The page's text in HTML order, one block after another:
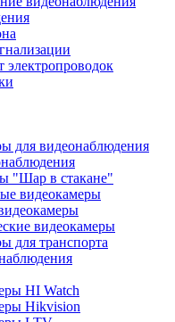
для видеонаблюдения
"Шар в стакане"
видеокамеры
видеокамеры
для транспорта
HI Watch
Hikvision